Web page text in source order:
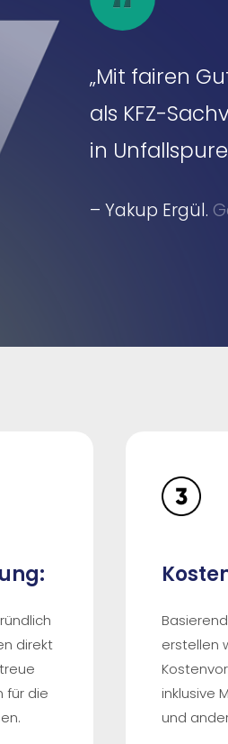
„Mit fairen
als KFZ-
in
– Yakup Ergül.
direkt
für die
erstellen
inklusive
und